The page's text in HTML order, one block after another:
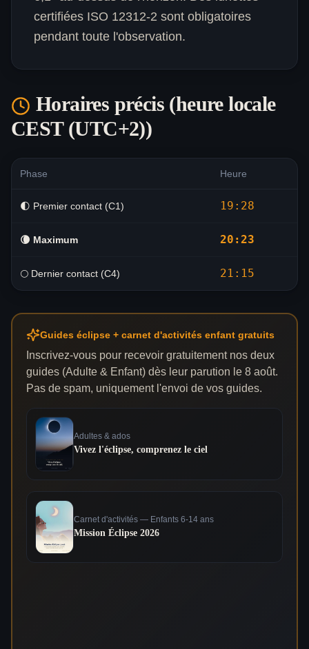
certifiées ISO 12312-2 sont obligatoires
pendant toute l'observation.
Horaires précis (heure locale
CEST (UTC+2))
Phase Heure
🌓 Premier contact (C1) 19:28
🌘 Maximum 20:23
🌕 Dernier contact (C4) 21:15
Guides éclipse + carnet d'activités enfant gratuits
Inscrivez-vous pour recevoir gratuitement nos deux
guides (Adulte & Enfant) dès leur parution le 8 août.
Pas de spam, uniquement l'envoi de vos guides.
Adultes & ados
Vivez l'éclipse, comprenez le ciel
Carnet d'activités — Enfants 6-14 ans
Mission Éclipse 2026